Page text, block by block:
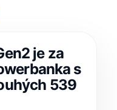
je za
s
539